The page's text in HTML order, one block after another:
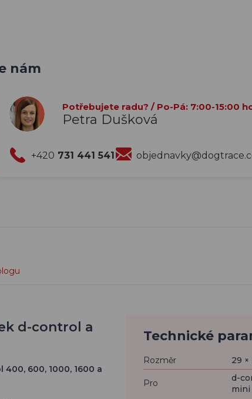
nám
Potřebujete radu? / Po-Pá: 7:00-15:00
Petra Dušková
+420 731 441 541
d-control a
400, 600, 1000, 1600 a
Technické
Rozměr 29 ×
Pro
d-
mini